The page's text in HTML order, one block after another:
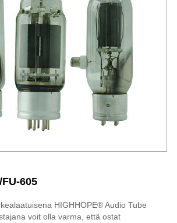
605
HIGHHOPE® Audio Tube
voit olla varma, että ostat